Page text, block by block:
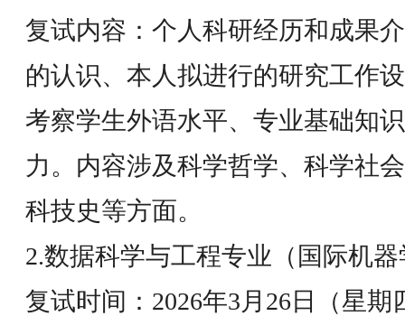
复试内容：个人科研经历和成果
的认识、本人拟进行的研究工作
考察学生外语水平、专业基础知
力。内容涉及科学哲学、科学社
科技史等方面。
2.数据科学与工程专业（国际机
复试时间：2026年3月26日（星期